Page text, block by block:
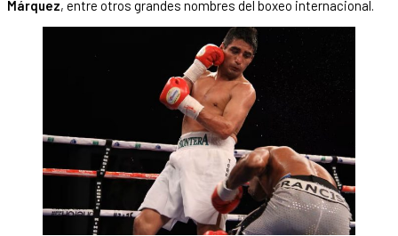
Márquez, entre otros grandes nombres del boxeo internacional.